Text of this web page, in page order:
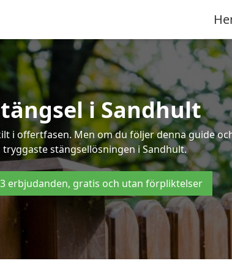
i Sandhult
i offertfasen. Men om du följer denna guide
tryggaste stängsellösningen i Sandhult.
3 erbjudanden, gratis och utan förpliktelser